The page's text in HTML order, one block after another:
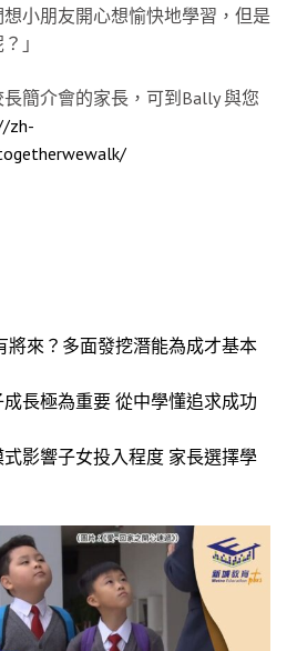
小朋友開心想愉快地學習，但是
」
簡介會的家長，可到Bally 與您
zh-
將來？多面發挖潛能為成才基本
長極為重要 從中學懂追求成功
影響子女投入程度 家長選擇學